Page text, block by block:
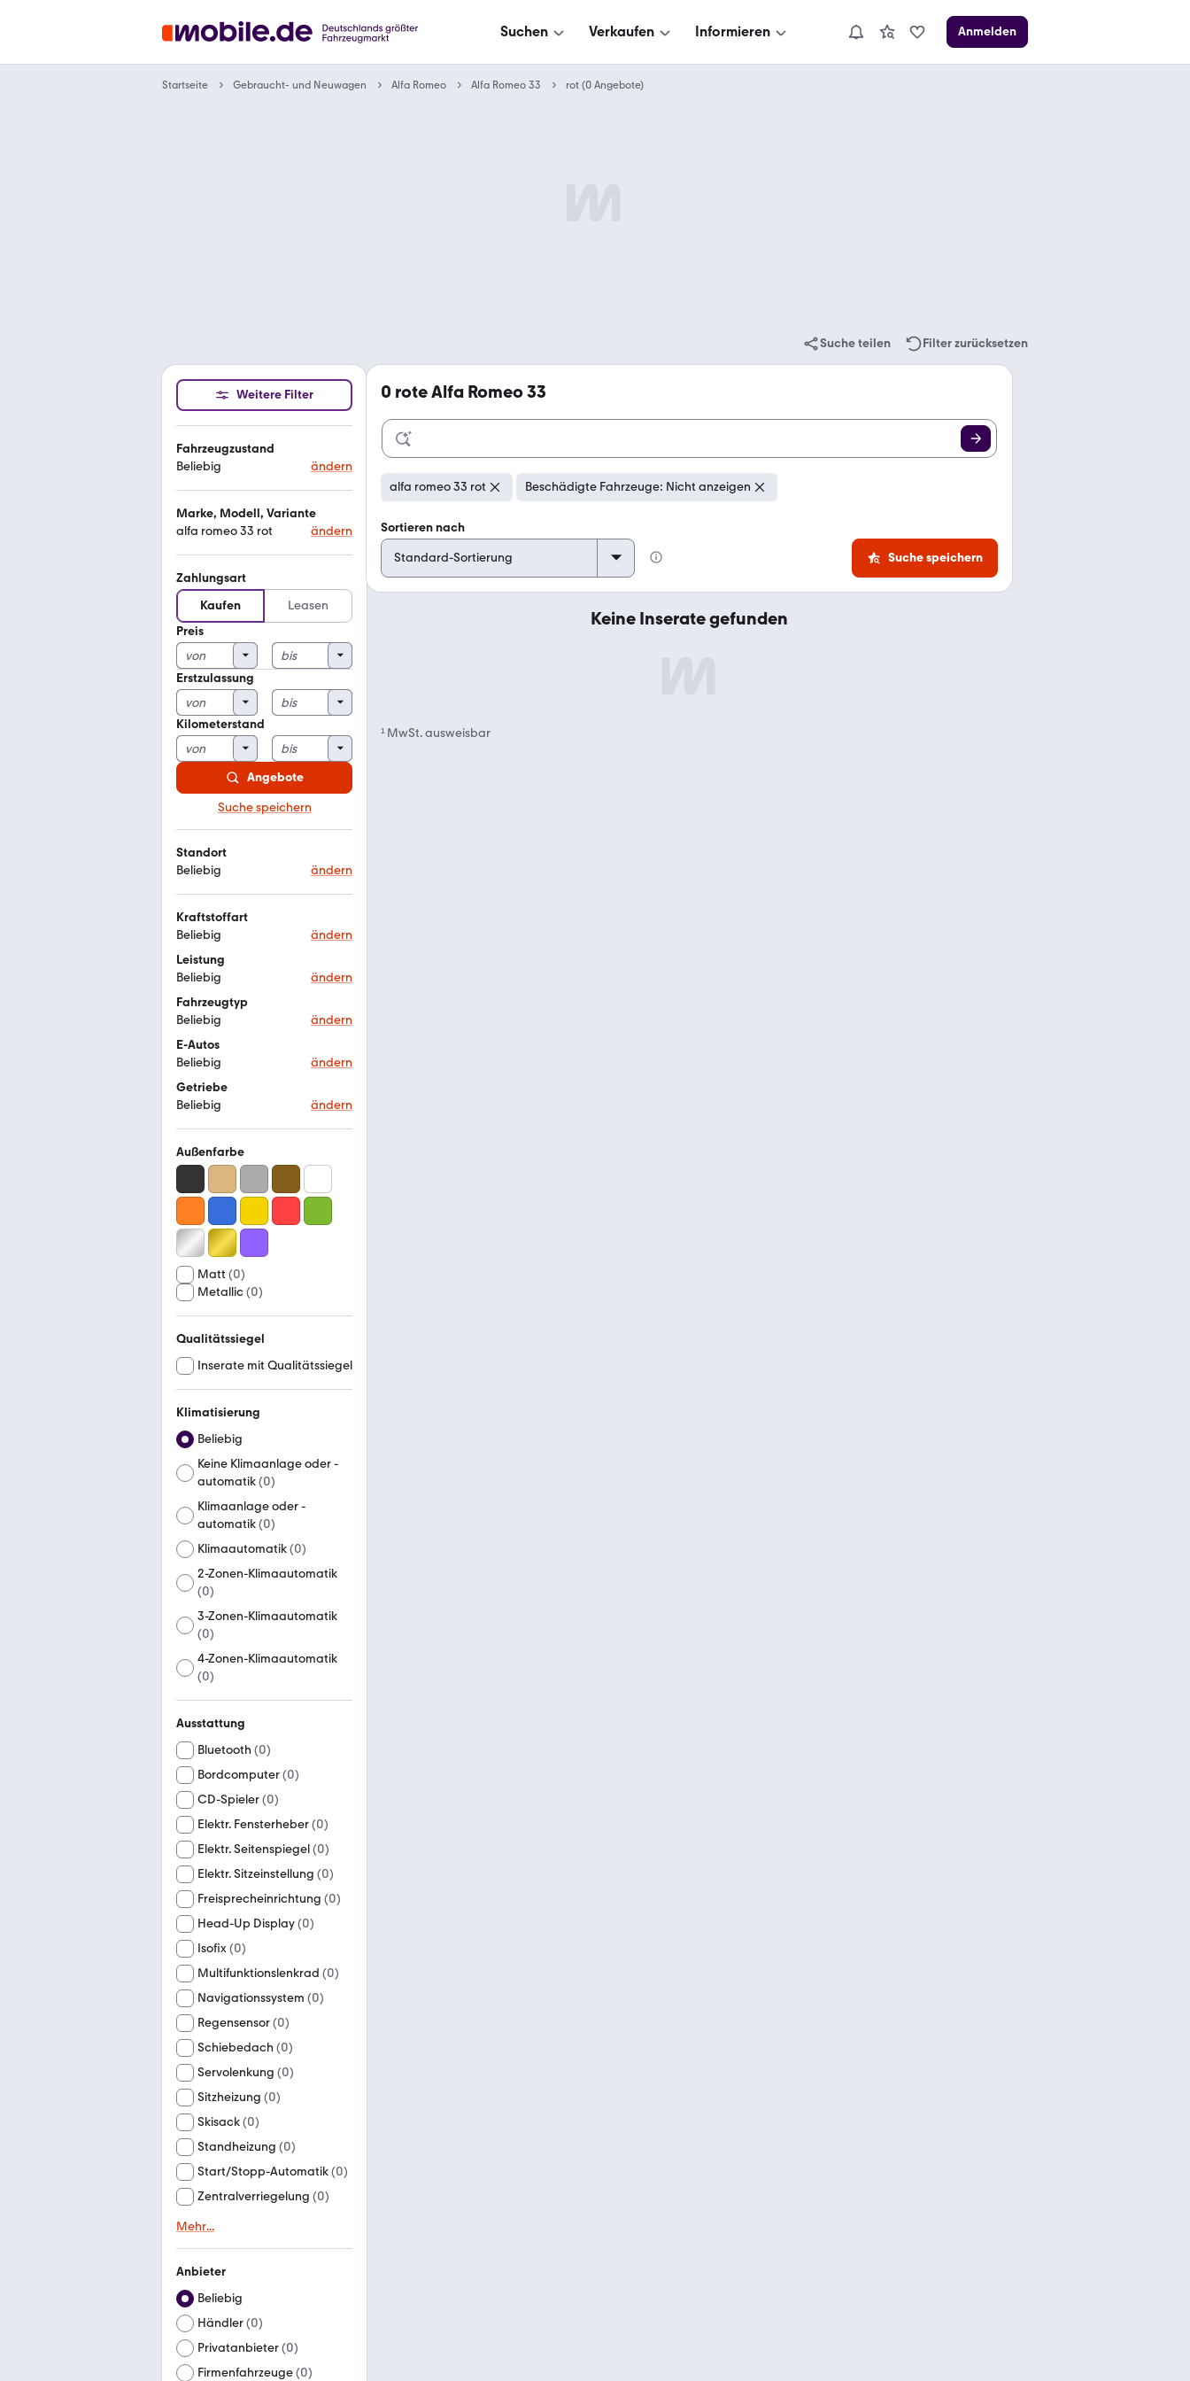
Suchen Verkaufen Informieren Anmelden
Startseite Gebraucht- und Neuwagen Alfa Romeo Alfa Romeo 33 rot (0 Angebote)
Suche teilen Filter zurücksetzen
Weitere Filter
Fahrzeugzustand
Beliebig
ändern
Marke, Modell, Variante
alfa romeo 33 rot
ändern
Zahlungsart
Kaufen
Leasen
Preis
Erstzulassung
Kilometerstand
Angebote
Suche speichern
Standort
Beliebig
ändern
Kraftstoffart
Beliebig
ändern
Leistung
Beliebig
ändern
Fahrzeugtyp
Beliebig
ändern
E-Autos
Beliebig
ändern
Getriebe
Beliebig
ändern
Außenfarbe
Matt (0)
Metallic(0)
Qualitätssiegel
Inserate mit Qualitätssiegel
Klimatisierung
Beliebig
Keine Klimaanlage oder -
automatik(0)
Klimaanlage oder -
automatik(0)
Klimaautomatik(0)
2-Zonen-Klimaautomatik
(0)
3-Zonen-Klimaautomatik
(0)
4-Zonen-Klimaautomatik
(0)
Ausstattung
Bluetooth (0)
Bordcomputer(0)
CD-Spieler(0)
Elektr. Fensterheber(0)
Elektr. Seitenspiegel(0)
Elektr. Sitzeinstellung (0)
Freisprecheinrichtung (0)
Head-Up Display(0)
Isofix(0)
Multifunktionslenkrad (0)
Navigationssystem (0)
Regensensor(0)
Schiebedach (0)
Servolenkung (0)
Sitzheizung (0)
Skisack(0)
Standheizung (0)
Start/Stopp-Automatik(0)
Zentralverriegelung (0)
Mehr...
Anbieter
Beliebig
Händler(0)
Privatanbieter(0)
Firmenfahrzeuge(0)
0 rote Alfa Romeo 33
alfa romeo 33 rot Beschädigte Fahrzeuge: Nicht anzeigen
Sortieren nach
Suche speichern
Keine Inserate gefunden
¹MwSt. ausweisbar